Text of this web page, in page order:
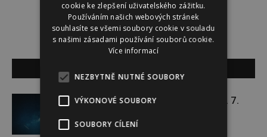
SOUVISEJÍCÍ ČLÁNKY
Týdenní horoskop 20. 7. – 26. 7.
cookie ke zlepšení uživatelského zážitku.
Používáním našich webových stránek
souhlasíte se všemi soubory cookie v souladu
s našimi zásadami používání souborů cookie.
Více informací
NEZBYTNĚ NUTNÉ SOUBORY
VÝKONOVÉ SOUBORY
SOUBORY CÍLENÍ